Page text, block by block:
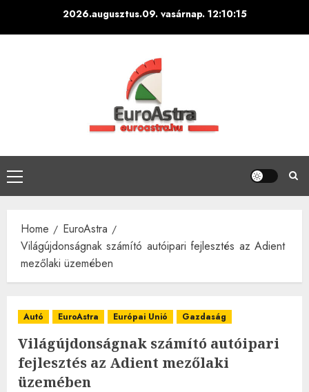
2026.augusztus.09. vasárnap. 12:10:16
Primary
Menu
Home
EuroAstra
Világújdonságnak számító autóipari fejlesztés az Adient
mezőlaki üzemében
Autó EuroAstra Európai Unió Gazdaság
Világújdonságnak számító autóipari
fejlesztés az Adient mezőlaki
üzemében